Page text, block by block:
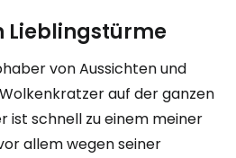
Lieblingstürme
von Aussichten und
auf der ganzen
ist schnell zu einem meiner
allem wegen seiner